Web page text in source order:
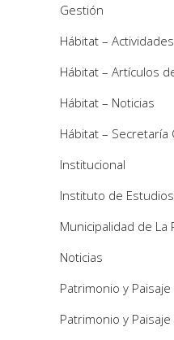
Gestión
Hábitat – Actividades
Hábitat – Artículos
Hábitat – Noticias
Hábitat – Secretaría
Institucional
Instituto de
Municipalidad de La
Noticias
Patrimonio y Paisaje
Patrimonio y